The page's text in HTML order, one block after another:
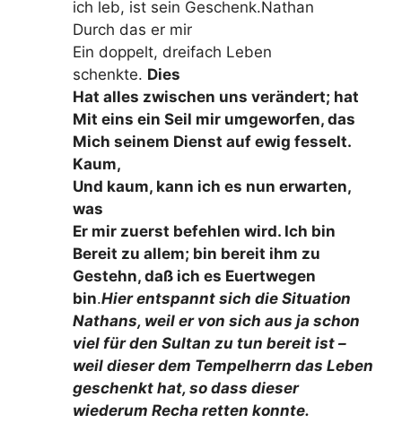
ich leb, ist sein Geschenk.Nathan
Durch das er mir
Ein doppelt, dreifach Leben
schenkte. Dies
Hat alles zwischen uns verändert; hat
Mit eins ein Seil mir umgeworfen, das
Mich seinem Dienst auf ewig fesselt.
Kaum,
Und kaum, kann ich es nun erwarten,
was
Er mir zuerst befehlen wird. Ich bin
Bereit zu allem; bin bereit ihm zu
Gestehn, daß ich es Euertwegen
bin.Hier entspannt sich die Situation
Nathans, weil er von sich aus ja schon
viel für den Sultan zu tun bereit ist –
weil dieser dem Tempelherrn das Leben
geschenkt hat, so dass dieser
wiederum Recha retten konnte.